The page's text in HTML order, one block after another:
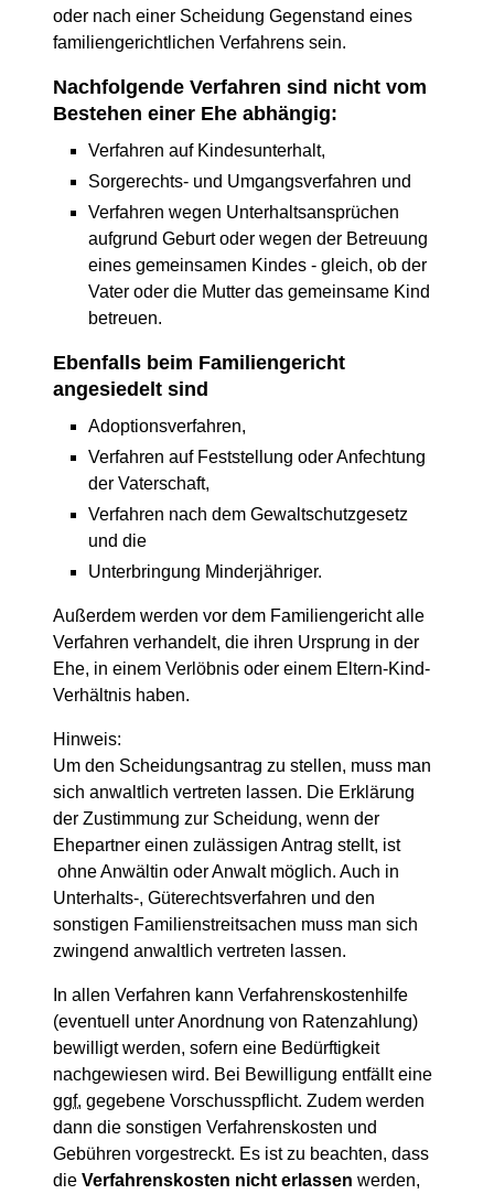
oder nach einer Scheidung Gegenstand eines
familiengerichtlichen Verfahrens sein.
Nachfolgende Verfahren sind nicht vom
Bestehen einer Ehe abhängig:
Verfahren auf Kindesunterhalt,
Sorgerechts- und Umgangsverfahren und
Verfahren wegen Unterhaltsansprüchen
aufgrund Geburt oder wegen der Betreuung
eines gemeinsamen Kindes - gleich, ob der
Vater oder die Mutter das gemeinsame Kind
betreuen.
Ebenfalls beim Familiengericht
angesiedelt sind
Adoptionsverfahren,
Verfahren auf Feststellung oder Anfechtung
der Vaterschaft,
Verfahren nach dem Gewaltschutzgesetz
und die
Unterbringung Minderjähriger.
Außerdem werden vor dem Familiengericht alle
Verfahren verhandelt, die ihren Ursprung in der
Ehe, in einem Verlöbnis oder einem Eltern-Kind-
Verhältnis haben.
Hinweis:
Um den Scheidungsantrag zu stellen, muss man
sich anwaltlich vertreten lassen. Die Erklärung
der Zustimmung zur Scheidung, wenn der
Ehepartner einen zulässigen Antrag stellt, ist
ohne Anwältin oder Anwalt möglich. Auch in
Unterhalts-, Güterechtsverfahren und den
sonstigen Familienstreitsachen muss man sich
zwingend anwaltlich vertreten lassen.
In allen Verfahren kann Verfahrenskostenhilfe
(eventuell unter Anordnung von Ratenzahlung)
bewilligt werden, sofern eine Bedürftigkeit
nachgewiesen wird. Bei Bewilligung entfällt eine
ggf. gegebene Vorschusspflicht. Zudem werden
dann die sonstigen Verfahrenskosten und
Gebühren vorgestreckt. Es ist zu beachten, dass
die Verfahrenskosten nicht erlassen werden,